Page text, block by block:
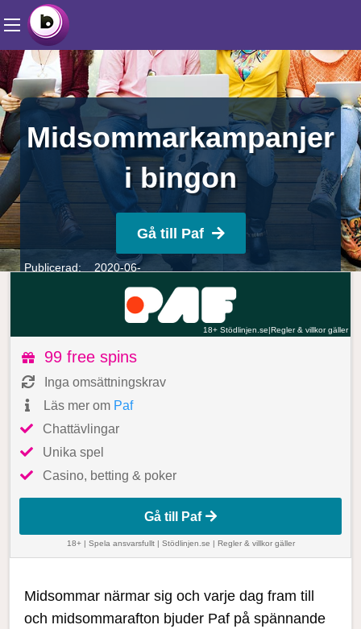
Midsommarkampanjer
i bingon
Gå till Paf
18+ | Spela ansvarsfullt |Stödlinjen.se Regler & villkor gäller
Publicerad: 2020-06-
18+ Stödlinjen.se|Regler & villkor gäller
99 free spins
Inga omsättningskrav
Läs mer om Paf
Chattävlingar
Unika spel
Casino, betting & poker
Gå till Paf
18+ | Spela ansvarsfullt | Stödlinjen.se | Regler & villkor gäller
Midsommar närmar sig och varje dag fram till
och midsommarafton bjuder Paf på spännande